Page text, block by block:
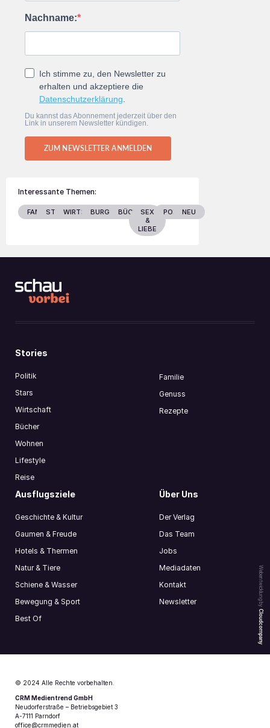
Nachname:
Ich stimme zu, den Newsletter zu
erhalten und akzeptiere die
Datenschutzerklärung
Du kannst das Abonnement jederzeit über den
Link in unserem Newsletter kündigen.
ZUM NEWSLETTER ANMELDEN
Interessante Themen:
FAMILIESTARSWIRTSCHAFTBURGENLANDBÜCHERSEX
&
LIEBE
POLITIKNEU
Webentwicklung by
Cloudcompany
Stories
Politik
Stars
Wirtschaft
Bücher
Wohnen
Lifestyle
Reise
Familie
Genuss
Rezepte
Ausflugsziele
Geschichte & Kultur
Gaumen & Freude
Hotels & Thermen
Natur & Tiere
Schiene & Wasser
Bewegung & Sport
Best Of
Über Uns
Der Verlag
Das Team
Jobs
Mediadaten
Kontakt
Newsletter
© 2024 Alle Rechte vorbehalten.
CRM Medientrend GmbH
Neudorferstraße – Betriebsgebiet 3
A-7111 Parndorf
office@crmmedien.at